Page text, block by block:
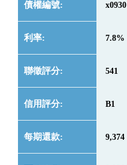
x0930
7.8%
541
B1
9,374